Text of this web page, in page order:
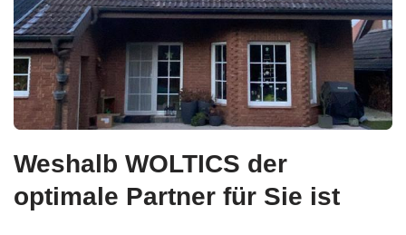
Weshalb WOLTICS der
optimale Partner für Sie ist